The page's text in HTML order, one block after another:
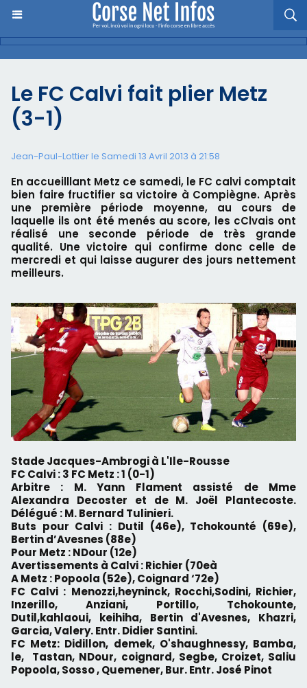
Le FC Calvi fait plier Metz
(3-1)
Jean-Paul-Lottier le Samedi 13 Avril 2013 à 21:58
En accueilllant Metz ce samedi, le FC calvi comptait
bien faire fructifier sa victoire à Compiègne. Après
une première période moyenne, au cours de
laquelle ils ont été menés au score, les cClvais ont
réalisé une seconde période de très grande
qualité. Une victoire qui confirme donc celle de
mercredi et qui laisse augurer des jours nettement
meilleurs.
Stade Jacques-Ambrogi à L'Ile-Rousse
FC Calvi : 3 FC Metz : 1 (0-1)
Arbitre : M. Yann Flament assisté de Mme
Alexandra Decoster et de M. Joël Plantecoste.
Délégué : M. Bernard Tulinieri.
Buts pour Calvi : Dutil (46e), Tchokounté (69e),
Bertin d’Avesnes (88e)
Pour Metz : NDour (12e)
Avertissements à Calvi : Richier (70eà
A Metz : Popoola (52e), Coignard ‘72e)
FC Calvi : Menozzi,heyninck, Rocchi,Sodini, Richier,
Inzerillo, Anziani, Portillo, Tchokounte,
Dutil,kahlaoui, keihiha, Bertin d'Avesnes, Khazri,
Garcia, Valery. Entr. Didier Santini.
FC Metz: Didillon, demek, O'shaughnessy, Bamba,
le, Tastan, NDour, coignard, Segbe, Croizet, Saliu
Popoola, Sosso , Quemener, Bur. Entr. José Pinot